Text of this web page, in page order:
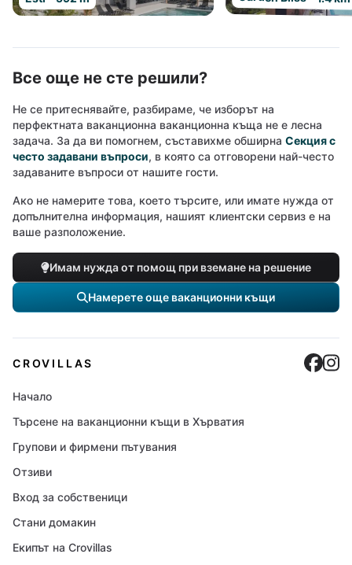
Все още не сте решили?
Не се притеснявайте, разбираме, че изборът на
перфектната ваканционна ваканционна къща не е лесна
задача. За да ви помогнем, съставихме обширна Секция с
често задавани въпроси, в която са отговорени най-често
задаваните въпроси от нашите гости.
Ако не намерите това, което търсите, или имате нужда от
допълнителна информация, нашият клиентски сервиз е на
ваше разположение.
Имам нужда от помощ при вземане на решение
Намерете още ваканционни къщи
CROVILLAS
Начало
Търсене на ваканционни къщи в Хърватия
Групови и фирмени пътувания
Отзиви
Вход за собственици
Стани домакин
Екипът на Crovillas